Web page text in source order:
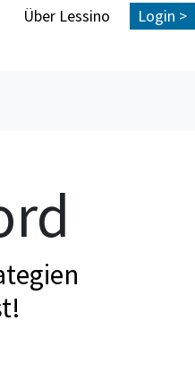
Über Lessino Login >